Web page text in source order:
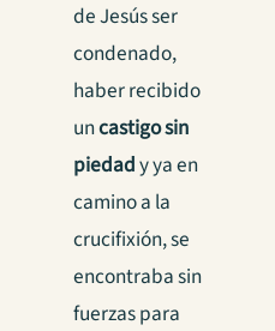
de Jesús ser
condenado,
haber recibido
uncastigo sin
piedady ya en
camino a la
crucifixión, se
encontraba sin
fuerzas para